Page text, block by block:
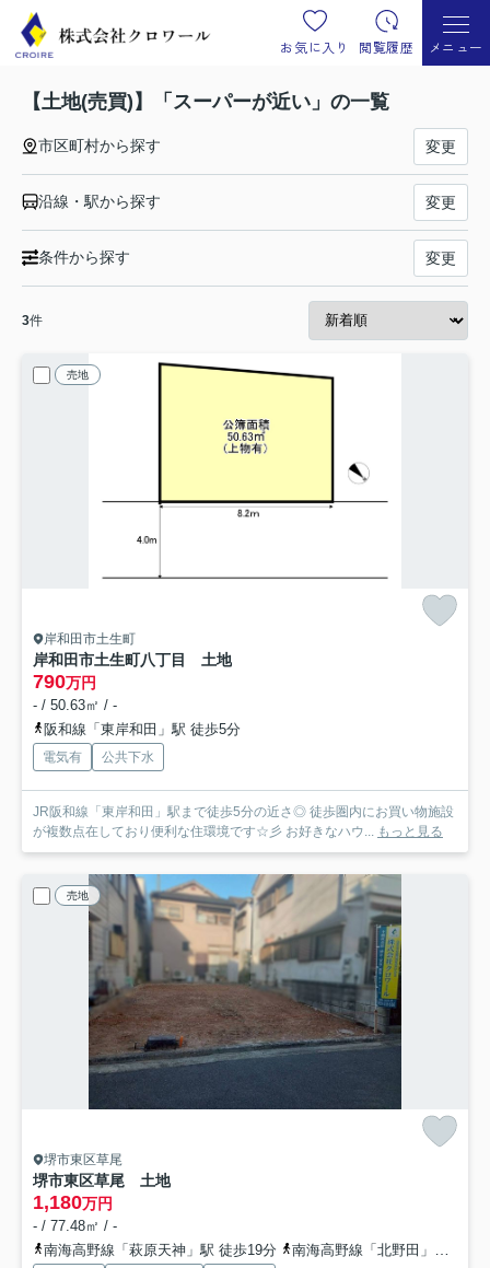
お気に入り 閲覧履歴 メニュー
【土地(売買)】「スーパーが近い」の一覧
市区町村から探す 変更
沿線・駅から探す 変更
条件から探す 変更
3件
売地
岸和田市土生町
岸和田市土生町八丁目 土地
790万円
- / 50.63㎡ / -
阪和線「東岸和田」駅 徒歩5分
電気有 公共下水
JR阪和線「東岸和田」駅まで徒歩5分の近さ◎ 徒歩圏内にお買い物施設
が複数点在しており便利な住環境です☆彡 お好きなハウ...
もっと見る
売地
堺市東区草尾
堺市東区草尾 土地
1,180万円
- / 77.48㎡ / -
南海高野線「萩原天神」駅 徒歩19分
南海高野線「北野田」駅 バス11分 「中茶屋」 停歩7分